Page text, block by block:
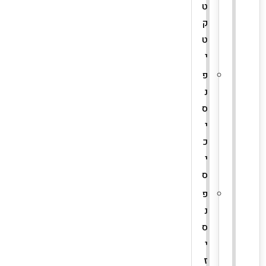
ט
ק
ט
י
פ
נ
ס
י
כ
י
ס
פ
נ
ס
י
ז